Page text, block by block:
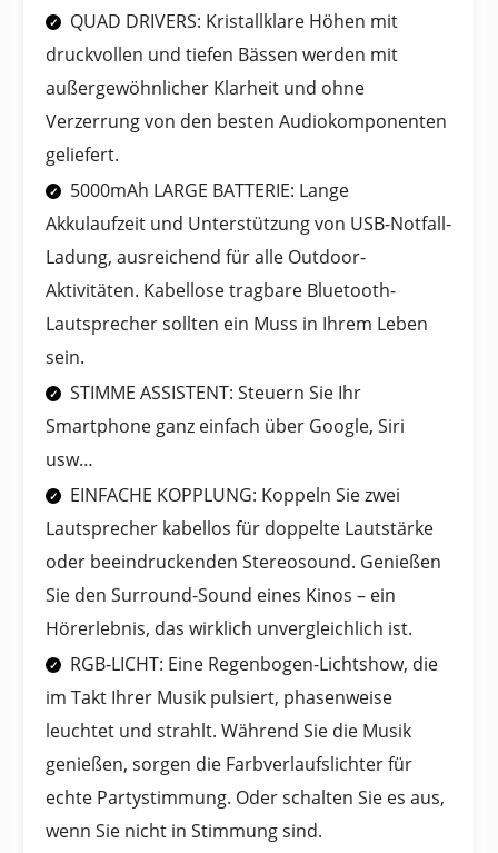
QUAD DRIVERS: Kristallklare Höhen mit
druckvollen und tiefen Bässen werden mit
außergewöhnlicher Klarheit und ohne
Verzerrung von den besten Audiokomponenten
geliefert.
5000mAh LARGE BATTERIE: Lange
Akkulaufzeit und Unterstützung von USB-Notfall-
Ladung, ausreichend für alle Outdoor-
Aktivitäten. Kabellose tragbare Bluetooth-
Lautsprecher sollten ein Muss in Ihrem Leben
sein.
STIMME ASSISTENT: Steuern Sie Ihr
Smartphone ganz einfach über Google, Siri
usw…
EINFACHE KOPPLUNG: Koppeln Sie zwei
Lautsprecher kabellos für doppelte Lautstärke
oder beeindruckenden Stereosound. Genießen
Sie den Surround-Sound eines Kinos – ein
Hörerlebnis, das wirklich unvergleichlich ist.
RGB-LICHT: Eine Regenbogen-Lichtshow, die
im Takt Ihrer Musik pulsiert, phasenweise
leuchtet und strahlt. Während Sie die Musik
genießen, sorgen die Farbverlaufslichter für
echte Partystimmung. Oder schalten Sie es aus,
wenn Sie nicht in Stimmung sind.